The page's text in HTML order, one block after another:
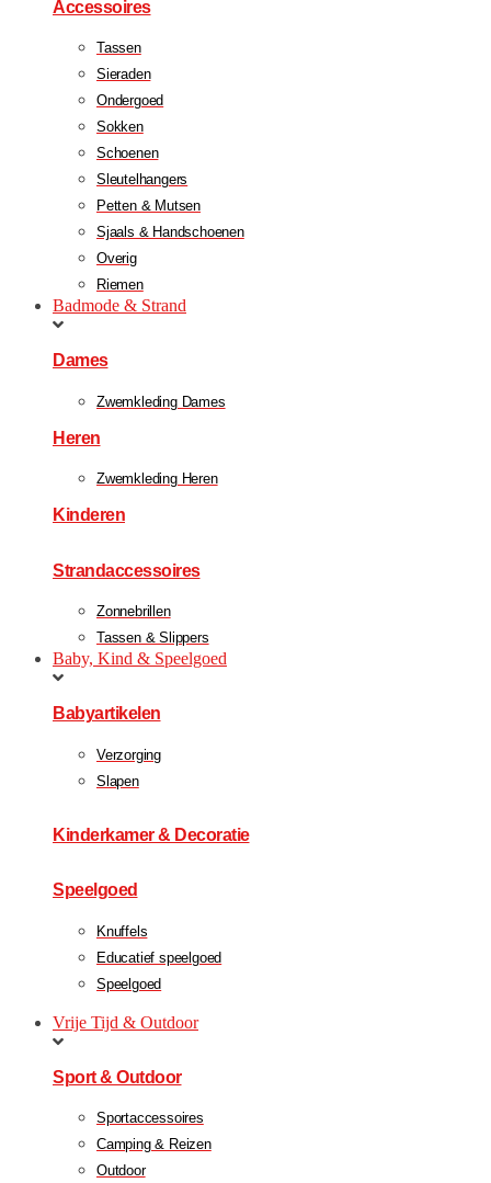
Accessoires
Tassen
Sieraden
Ondergoed
Sokken
Schoenen
Sleutelhangers
Petten & Mutsen
Sjaals & Handschoenen
Overig
Riemen
Badmode & Strand
Dames
Zwemkleding Dames
Heren
Zwemkleding Heren
Kinderen
Strandaccessoires
Zonnebrillen
Tassen & Slippers
Baby, Kind & Speelgoed
Babyartikelen
Verzorging
Slapen
Kinderkamer & Decoratie
Speelgoed
Knuffels
Educatief speelgoed
Speelgoed
Vrije Tijd & Outdoor
Sport & Outdoor
Sportaccessoires
Camping & Reizen
Outdoor